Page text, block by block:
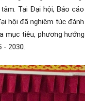
Tại Đại hội, Báo
hội đã nghiêm túc
tiêu, phương
2030.